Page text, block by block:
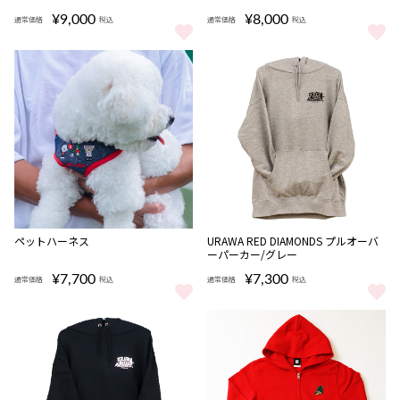
通常価格 ¥9,000 税込
防水リュック/赤 をもっと見る
通常価格 ¥8,000 税込
NIKE オフコート アジャスト ス
ペットハーネス
通常価格 ¥7,700 税込
ペットハーネス をもっと見る
URAWA RED DIAMONDS プルオーバ
ーパーカー/グレー
通常価格 ¥7,300 税込
URAWA RED DIAMONDS プル